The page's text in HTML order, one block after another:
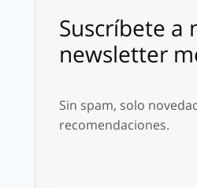
Suscríbete a
newsletter
Sin spam, solo
recomendaciones.